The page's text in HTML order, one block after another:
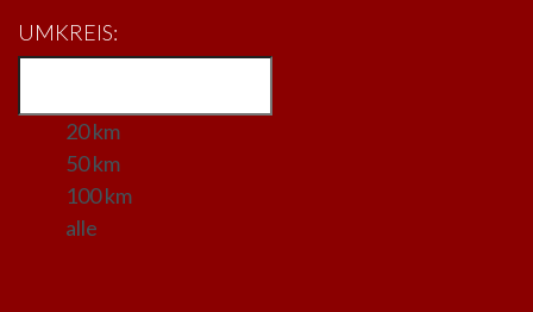
UMKREIS:
20 km
50 km
100 km
alle